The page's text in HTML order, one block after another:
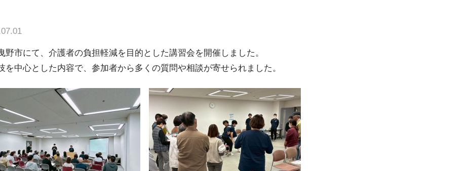
介
申込
野市にて、介護者の負担軽減を目的とした講習会を開催しました。
を中心とした内容で、参加者から多くの質問や相談が寄せられました。